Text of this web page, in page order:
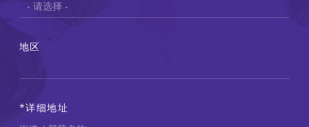
地区
详细地址